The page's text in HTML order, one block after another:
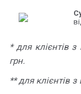
* для клієнтів
грн.
** для клієнтів